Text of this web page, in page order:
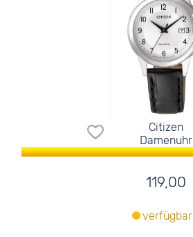
Citizen
Damenuhr
119,00
verfügbar